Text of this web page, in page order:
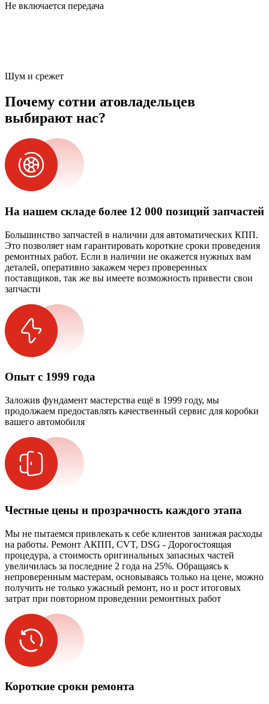
Не включается передача
Шум и срежет
Почему сотни атовладельцев
выбирают нас?
На нашем складе более 12 000 позиций запчастей
Большинство запчастей в наличии для автоматических КПП.
Это позволяет нам гарантировать короткие сроки проведения
ремонтных работ. Если в наличии не окажется нужных вам
деталей, оперативно закажем через проверенных
поставщиков, так же вы имеете возможность привести свои
запчасти
Опыт с 1999 года
Заложив фундамент мастерства ещё в 1999 году, мы
продолжаем предоставлять качественный сервис для коробки
вашего автомобиля
Честные цены и прозрачность каждого этапа
Мы не пытаемся привлекать к себе клиентов занижая расходы
на работы. Ремонт АКПП, CVT, DSG - Дорогостоящая
процедура, а стоимость оригинальных запасных частей
увеличилась за последние 2 года на 25%. Обращаясь к
непроверенным мастерам, основываясь только на цене, можно
получить не только ужасный ремонт, но и рост итоговых
затрат при повторном проведении ремонтных работ
Короткие сроки ремонта